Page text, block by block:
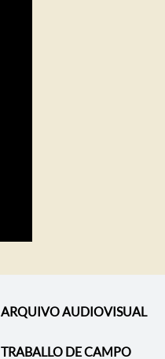
ARQUIVO AUDIOVISUAL
TRABALLO DE CAMPO